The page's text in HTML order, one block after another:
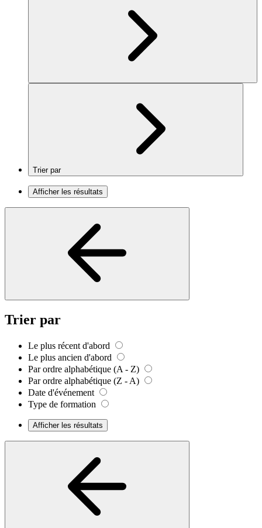
Trier par
Afficher les résultats
Trier par
Le plus récent d'abord
Le plus ancien d'abord
Par ordre alphabétique (A - Z)
Par ordre alphabétique (Z - A)
Date d'événement
Type de formation
Afficher les résultats